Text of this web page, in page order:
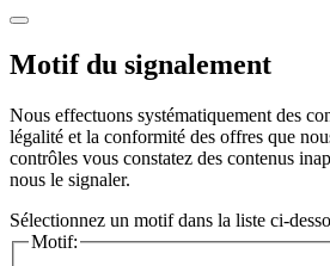
Motif du signalement
Nous effectuons systématiquement des
légalité et la conformité des offres que
contrôles vous constatez des contenus
nous le signaler.
Sélectionnez un motif dans la liste ci-
Motif: